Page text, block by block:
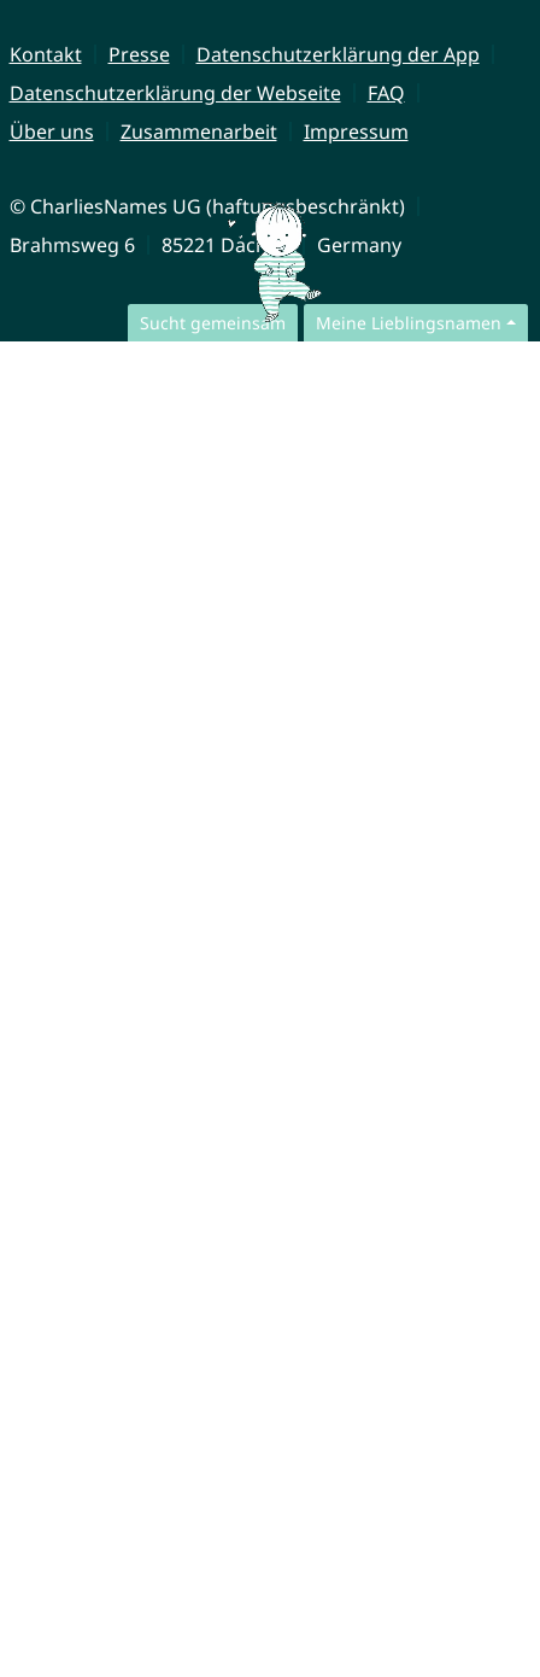
Sucht gemeinsam Meine Lieblingsnamen
Kontakt Presse
Datenschutzerklärung der App
Datenschutzerklärung der Webseite
FAQ
Über uns
Zusammenarbeit Impressum
© CharliesNames UG (haftungsbeschränkt)
Brahmsweg 6
85221 Dachau Germany